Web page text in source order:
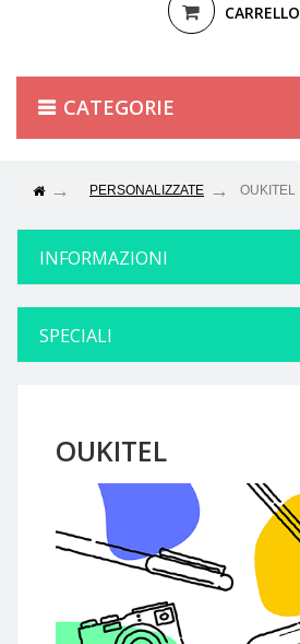
CARRELLO
CATEGORIE
PERSONALIZZATE OUKITEL
INFORMAZIONI
SPECIALI
OUKITEL